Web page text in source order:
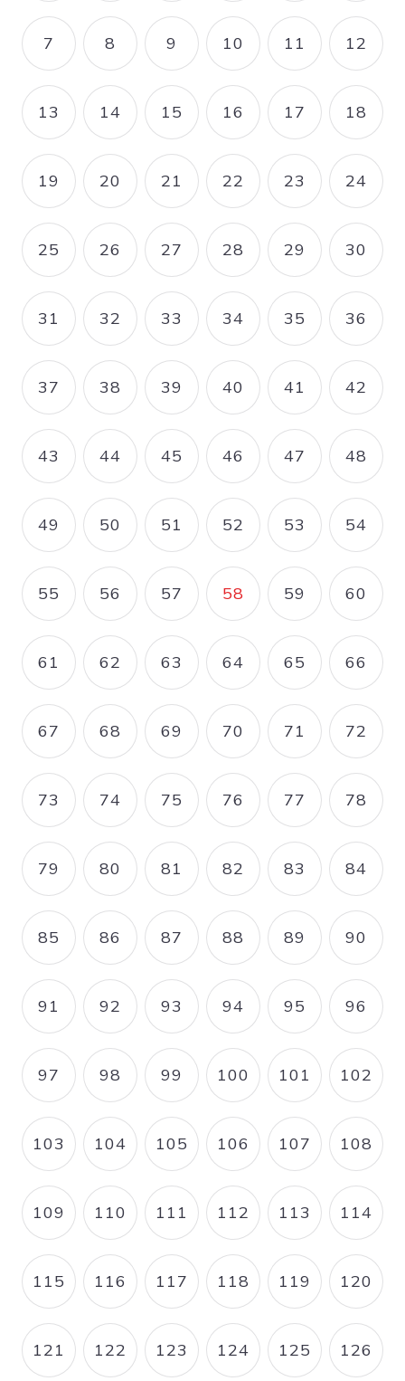
PAGE
7 PAGE
8 PAGE
9 PAGE
10 PAGE
11 PAGE
12
PAGE
13 PAGE
14 PAGE
15 PAGE
16 PAGE
17 PAGE
18
PAGE
19 PAGE
20 PAGE
21 PAGE
22 PAGE
23 PAGE
24
PAGE
25 PAGE
26 PAGE
27 PAGE
28 PAGE
29 PAGE
30
PAGE
31 PAGE
32 PAGE
33 PAGE
34 PAGE
35 PAGE
36
PAGE
37 PAGE
38 PAGE
39 PAGE
40 PAGE
41 PAGE
42
PAGE
43 PAGE
44 PAGE
45 PAGE
46 PAGE
47 PAGE
48
PAGE
49 PAGE
50 PAGE
51 PAGE
52 PAGE
53 PAGE
54
PAGE
55 PAGE
56 PAGE
57 PAGE COURANTE
58 PAGE
59 PAGE
60
PAGE
61 PAGE
62 PAGE
63 PAGE
64 PAGE
65 PAGE
66
PAGE
67 PAGE
68 PAGE
69 PAGE
70 PAGE
71 PAGE
72
PAGE
73 PAGE
74 PAGE
75 PAGE
76 PAGE
77 PAGE
78
PAGE
79 PAGE
80 PAGE
81 PAGE
82 PAGE
83 PAGE
84
PAGE
85 PAGE
86 PAGE
87 PAGE
88 PAGE
89 PAGE
90
PAGE
91 PAGE
92 PAGE
93 PAGE
94 PAGE
95 PAGE
96
PAGE
97 PAGE
98 PAGE
99 PAGE
100 PAGE
101 PAGE
102
PAGE
103 PAGE
104 PAGE
105 PAGE
106 PAGE
107 PAGE
108
PAGE
109 PAGE
110 PAGE
111 PAGE
112 PAGE
113 PAGE
114
PAGE
115 PAGE
116 PAGE
117 PAGE
118 PAGE
119 PAGE
120
PAGE
121 PAGE
122 PAGE
123 PAGE
124 PAGE
125 PAGE
126